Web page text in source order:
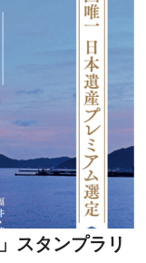
スタンプラリ